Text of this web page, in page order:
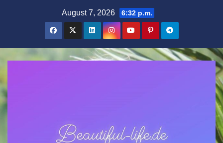
August 7, 2026 6:32 p.m.